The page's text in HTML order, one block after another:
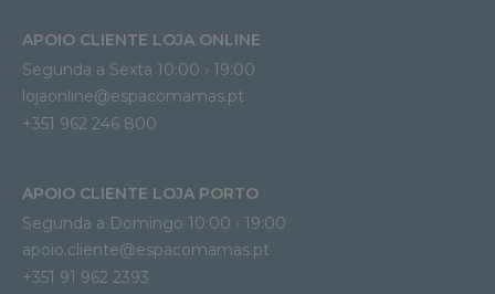
APOIO CLIENTE LOJA ONLINE
Segunda a Sexta 10:00 › 19:00
lojaonline@espacomamas.pt
+351 962 246 800
APOIO CLIENTE LOJA PORTO
Segunda a Domingo 10:00 › 19:00
apoio.cliente@espacomamas.pt
+351 91 962 2393